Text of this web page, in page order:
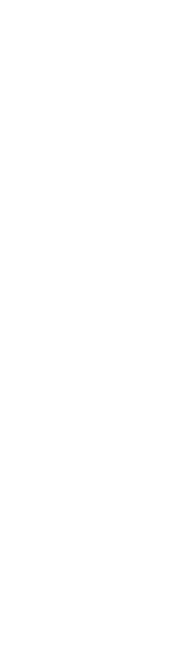
drumbeat
universal
85 грн.